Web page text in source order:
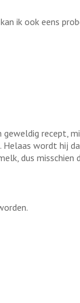
ik ook eens
recept,
wordt hij
dus